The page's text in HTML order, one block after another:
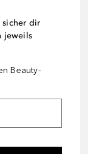
dir
jeweils
Beauty-